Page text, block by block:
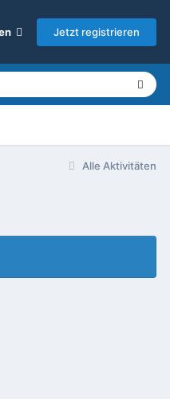
Jetzt registrieren
Alle Aktivitäten